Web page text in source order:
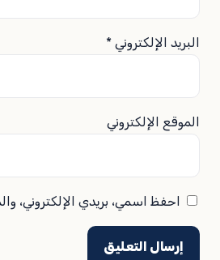
البريد الإلكتروني*
الموقع الإلكتروني
احفظ اسمي، بريدي الإلكتروني،